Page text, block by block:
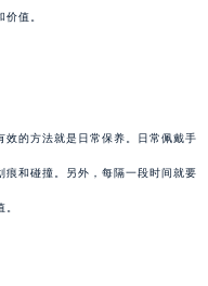
值。
的方法就是日常保养。日常佩戴手
和碰撞。另外，每隔一段时间就要